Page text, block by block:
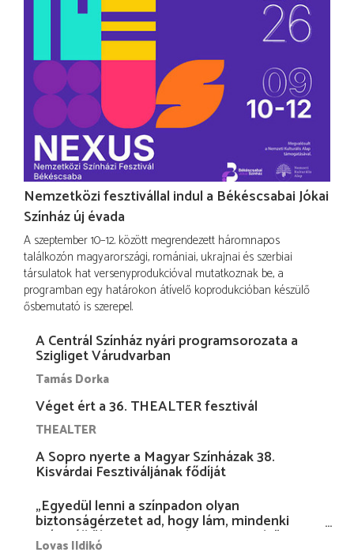
Nemzetközi fesztivállal indul a Békéscsabai Jókai
Színház új évada
A szeptember 10–12. között megrendezett háromnapos
találkozón magyarországi, romániai, ukrajnai és szerbiai
társulatok hat versenyprodukcióval mutatkoznak be, a
programban egy határokon átívelő koprodukcióban készülő
ősbemutató is szerepel.
A Centrál Színház nyári programsorozata a
Szigliget Várudvarban
Tamás Dorka
Véget ért a 36. THEALTER fesztivál
THEALTER
A Sopro nyerte a Magyar Színházak 38.
Kisvárdai Fesztiváljának fődíját
„Egyedül lenni a színpadon olyan
biztonságérzetet ad, hogy lám, mindenki
más nélkül is megvagyok magammal…”
Lovas Ildikó